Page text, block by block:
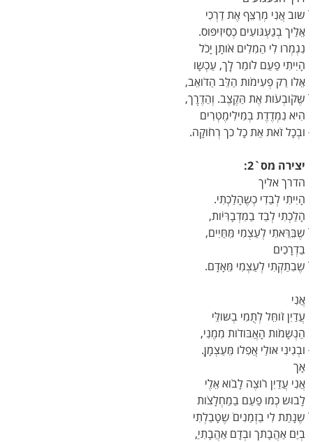
ׁשּוב אֲנִי מְרַצֵּף אֶת דַרְכִי
אֵּלַיך בְגַעְּגּועִים כְסִיזִיפּוס.
נִגְמְרו לִי הַמִלִים אֹותָן יָכֹל
הָיִיתִי פַעַם לֹומַר לְָך, עַכְׁשָו
אֵּלו רַק פְעִימֹות הַלֵּב הַדֹואֵּב,
ׁשֶּקֹובְעֹות אֶת הַּקֶצֶב. וְהַדֶרְֶך,
הִיא נִמְדֶדֶת בְמִילִימֶטְרִים
ּובְכָל זֹאת אַת כָל כך רְחֹוקָה.
יצירה מס`2:
הדרך אליך
הָיִיתִי לְבַדִי כְׁשֶהָלַכְתִי.
הָלַכְתִי לְבַד בַמִדְבָרִּיֹות,
ׁשֶבֵּרֵּאתִי לְעַצְמִי מֵּחַּיִים,
בַדְרָכִים
ׁשֶבִתַקְתִי לְעַצְמִי מֵּאָדָם.
אֲנִי
עֲדַיִן זֹוחֵּל לְתֻמִי בְׁשּולֵּי
הַנְׁשָמֹות הָאֲבּודֹות מִמֶנִי,
ּובְגִינִי אּולַי אֲפִלו מֵּעַצְמָן.ְַ
אָך
אֲנִי עֲדַיִן רֹוצֶה לָבֹוא אֵּלֶי
לָבוׁש כְמו פַעַם בַמַחְלָצֹות
ׁשֶנָתַת לִי בַזְמַנִים ׁשֶטָבַלְתִי
בְיַם אַהֲבָתך ובְדָם אַהֲבָתִי,ַ